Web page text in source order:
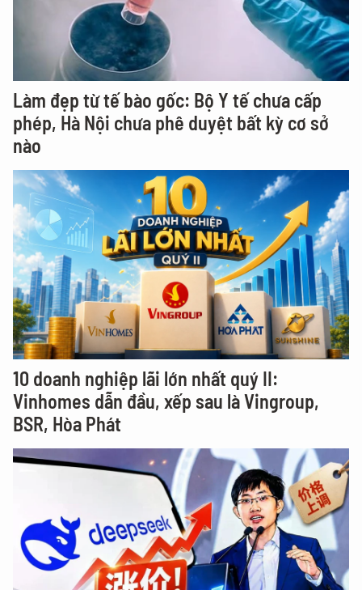
Làm đẹp từ tế bào gốc: Bộ Y tế chưa cấp
phép, Hà Nội chưa phê duyệt bất kỳ cơ sở
nào
10 doanh nghiệp lãi lớn nhất quý II:
Vinhomes dẫn đầu, xếp sau là Vingroup,
BSR, Hòa Phát